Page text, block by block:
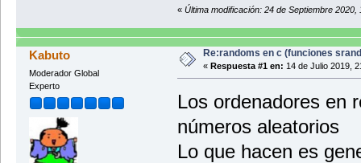
« Última modificación: 24 de Septiembre
Kabuto
Moderador Global
Experto
Re:randoms en c (funciones
« Respuesta #1 en: 14 de Julio 2019,
Los ordenadores en
números aleatorios
Lo que hacen es